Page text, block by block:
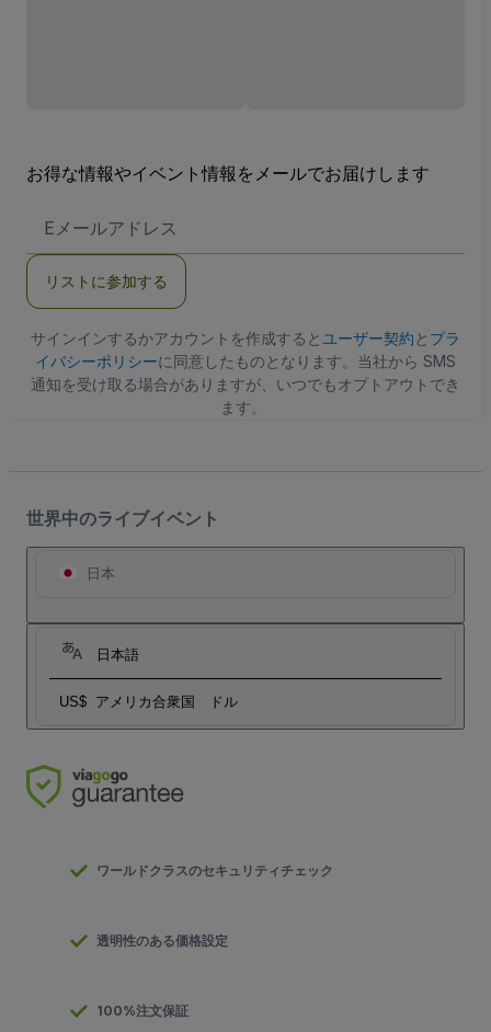
お得な情報やイベント情報をメールでお届けします
メ
ア
ス
リストに参加する
サインインするかアカウントを作成すると ユーザー契約と プラ
イバシーポリシーに同意したものとなります。当社から SMS
通知を受け取る場合がありますが、いつでもオプトアウトでき
ます。
世界中のライブイベント
日本
日本語
US$ アメリカ合衆国 ドル
ワールドクラスのセキュリティチェック
透明性のある価格設定
100%注文保証